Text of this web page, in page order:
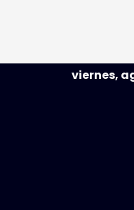
viernes,